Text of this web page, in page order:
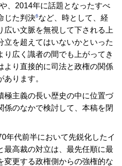
や、2014年に話題となったすべ
じた判決6など、時として、経
広い文脈を無視して下される上
立を超えてはいないかといった
り広く識者の間でも上がってき
より直接的に司法と政権の関係
ります。
極主義の長い歴史の中に位置づ
係のなかで検討して、本稿を閉
年代前半において先鋭化したイ
最高裁の対立は、最先任順に最
変更する政権側からの強権的な